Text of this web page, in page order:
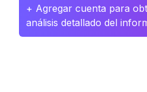
+ Agregar cuenta para
análisis detallado del